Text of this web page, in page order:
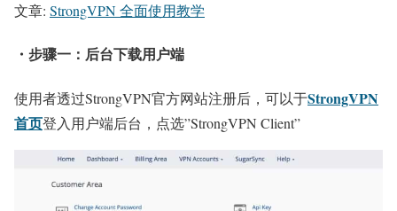
文章: StrongVPN 全面使用教学
・步骤一：后台下载用户端
使用者透过StrongVPN官方网站注册后，可以于StrongVPN
首页登入用户端后台，点选”StrongVPN Client”